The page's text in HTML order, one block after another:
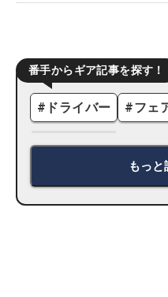
番手からギア記事を探す！
# ドライバー #フェ
もっと